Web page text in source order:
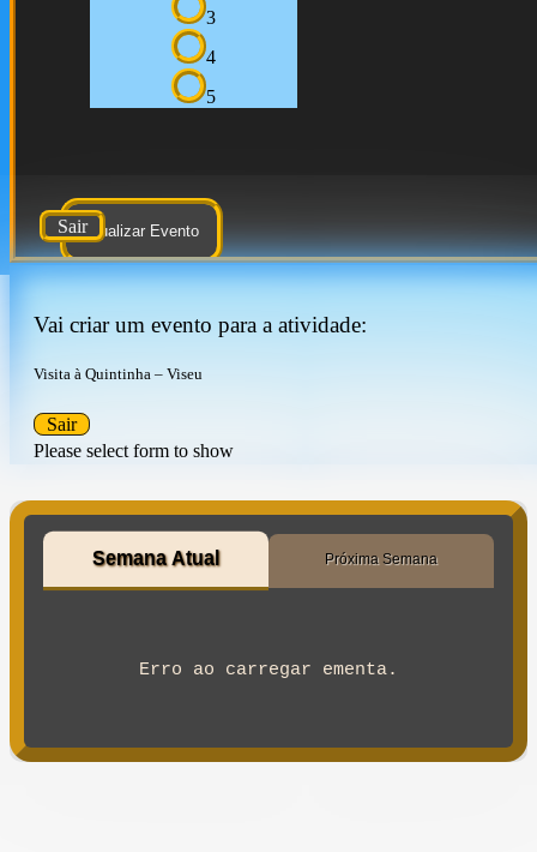
3
4
5
Atualizar Evento
Sair
Vai criar um evento para a atividade:
Visita à Quintinha – Viseu
Please select form to show
Sair
Semana Atual Próxima Semana
Erro ao carregar ementa.